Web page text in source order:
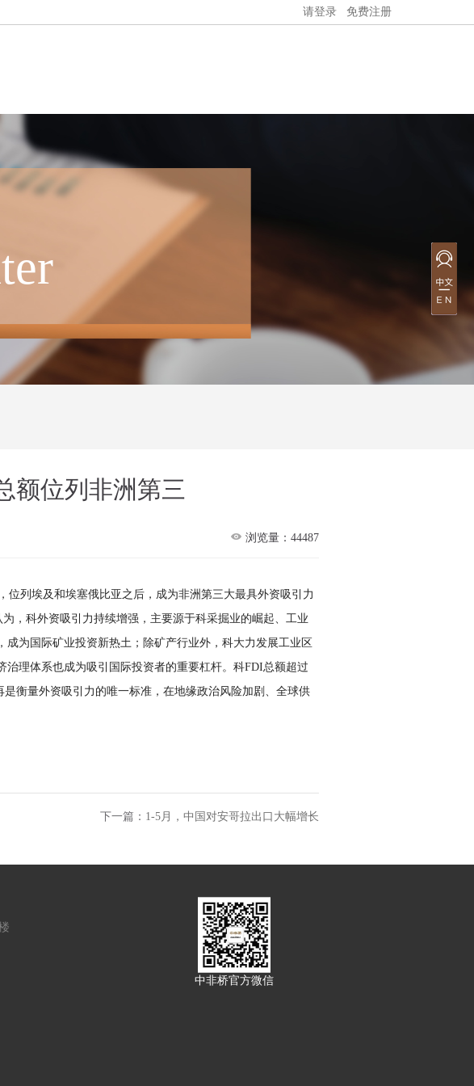
请登录 免费注册
额位列非洲第三
 浏览量：44487
位列埃及和埃塞俄比亚之后，成为非洲第三大最具外资吸引力
，科外资吸引力持续增强，主要源于科采掘业的崛起、工业
为国际矿业投资新热土；除矿产行业外，科大力发展工业区
理体系也成为吸引国际投资者的重要杠杆。科FDI总额超过
衡量外资吸引力的唯一标准，在地缘政治风险加剧、全球供
下一篇： 1-5月，中国对安哥拉出口大幅增长
中非桥官方微信